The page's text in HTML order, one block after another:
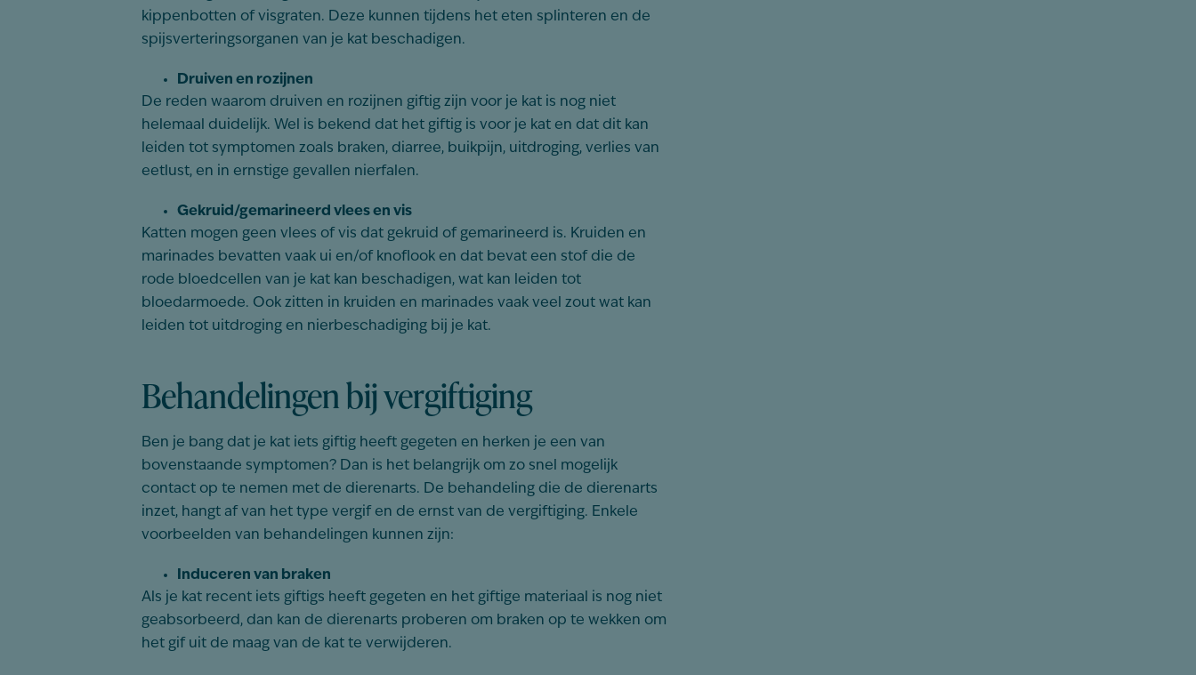
kippenbotten of visgraten. Deze kunnen tijdens het eten splinteren en de
spijsverteringsorganen van je kat beschadigen.
Druiven en rozijnen
De reden waarom druiven en rozijnen giftig zijn voor je kat is nog niet
helemaal duidelijk. Wel is bekend dat het giftig is voor je kat en dat dit kan
leiden tot symptomen zoals braken, diarree, buikpijn, uitdroging, verlies van
eetlust, en in ernstige gevallen nierfalen.
Gekruid/gemarineerd vlees en vis
Katten mogen geen vlees of vis dat gekruid of gemarineerd is. Kruiden en
marinades bevatten vaak ui en/of knoflook en dat bevat een stof die de
rode bloedcellen van je kat kan beschadigen, wat kan leiden tot
bloedarmoede. Ook zitten in kruiden en marinades vaak veel zout wat kan
leiden tot uitdroging en nierbeschadiging bij je kat.
Behandelingen bij vergiftiging
Ben je bang dat je kat iets giftig heeft gegeten en herken je een van
bovenstaande symptomen? Dan is het belangrijk om zo snel mogelijk
contact op te nemen met de dierenarts. De behandeling die de dierenarts
inzet, hangt af van het type vergif en de ernst van de vergiftiging. Enkele
voorbeelden van behandelingen kunnen zijn:
Induceren van braken
Als je kat recent iets giftigs heeft gegeten en het giftige materiaal is nog niet
geabsorbeerd, dan kan de dierenarts proberen om braken op te wekken om
het gif uit de maag van de kat te verwijderen.